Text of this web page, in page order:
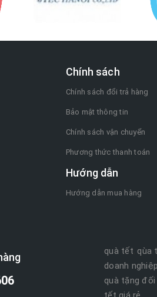
Chính sách
Chính sách đổi trả hàng
Bảo mật thông tin
Chính sách vận chuyển
Phương thức thanh toán
Hướng dẫn
Hướng dẫn mua hàng
quà tết qùa
doanh nghiệp
quà tặng